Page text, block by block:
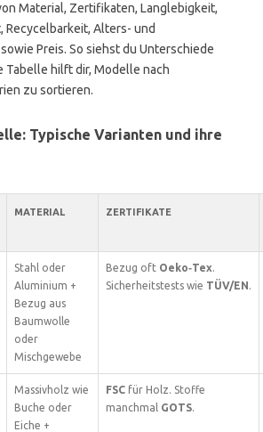
Material, Zertifikaten, Langlebigkeit,
Recycelbarkeit, Alters- und
Preis. So siehst du Unterschiede
Tabelle hilft dir, Modelle nach
zu sortieren.
Typische Varianten und ihre
MATERIAL ZERTIFIKATE
Stahl oder
Aluminium +
Bezug aus
Baumwolle
oder
Mischgewebe
Bezug oft Oeko‑Tex.
Sicherheitstests wie TÜV/EN.
Massivholz wie
Buche oder
Eiche +
FSC für Holz. Stoffe
manchmal GOTS.